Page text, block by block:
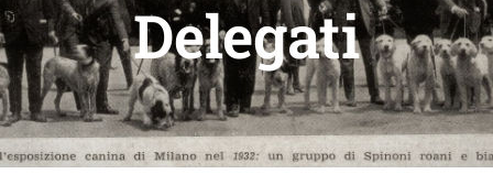
Delegati